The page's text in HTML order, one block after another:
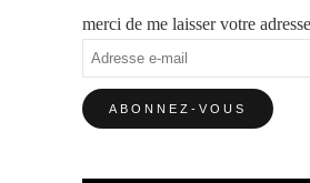
merci de me laisser votre
Adresse
e-
mail